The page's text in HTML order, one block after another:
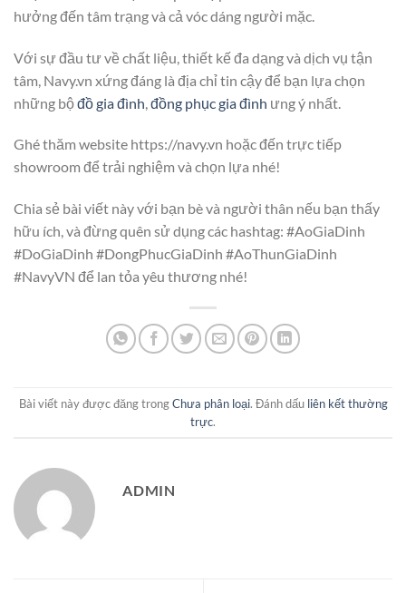
hưởng đến tâm trạng và cả vóc dáng người mặc.
Với sự đầu tư về chất liệu, thiết kế đa dạng và dịch vụ tận
tâm, Navy.vn xứng đáng là địa chỉ tin cậy để bạn lựa chọn
những bộđồ gia đình đồng phục gia đình ưng ý nhất.
Ghé thăm website https://navy.vn hoặc đến trực tiếp
showroom để trải nghiệm và chọn lựa nhé!
Chia sẻ bài viết này với bạn bè và người thân nếu bạn thấy
hữu ích, và đừng quên sử dụng các hashtag: #AoGiaDinh
#DoGiaDinh #DongPhucGiaDinh #AoThunGiaDinh
#NavyVN để lan tỏa yêu thương nhé!
Bài viết này được đăng trongChưa phân loại. Đánh dấu liên kết thường
trực.
ADMIN